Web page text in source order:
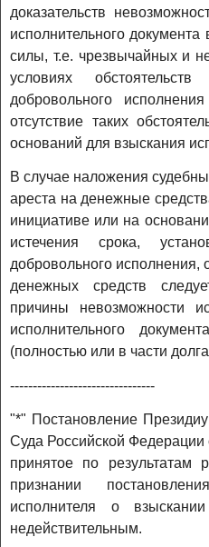
доказательств
исполнительного
силы, т.е. чрезвычайных и
условиях
добровольного
отсутствие таких
оснований для взыскания
В случае наложения
ареста на денежные
инициативе или на
истечения срока,
добровольного исполнения,
денежных средств
причины невозможности
исполнительного
(полностью или в части
--------------------------------
"*" Постановление
Суда Российской Федерации
принятое по результатам
признании
исполнителя о
недействительным.